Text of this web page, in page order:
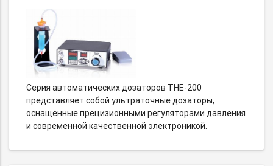
Серия автоматических дозаторов THE-200
представляет собой ультраточные дозаторы,
оснащенные прецизионными регуляторами давления
и современной качественной электроникой.